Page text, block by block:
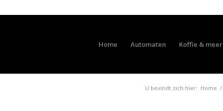
Home Automaten Koffie & meer
U bevindt zich hier: Home /